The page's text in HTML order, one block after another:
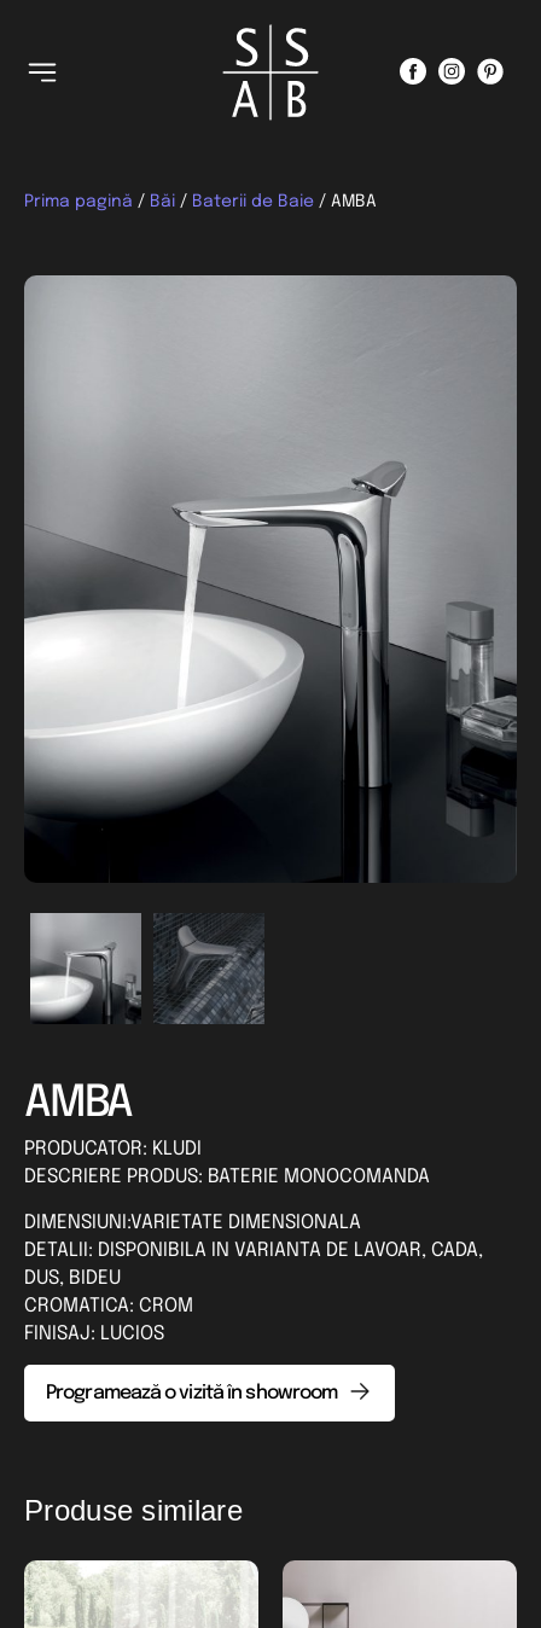
Prima pagină / Băi / Baterii de Baie / AMBA
AMBA
PRODUCATOR: KLUDI
DESCRIERE PRODUS: BATERIE MONOCOMANDA
DIMENSIUNI:VARIETATE DIMENSIONALA
DETALII: DISPONIBILA IN VARIANTA DE LAVOAR, CADA,
DUS, BIDEU
CROMATICA: CROM
FINISAJ: LUCIOS
Programează o vizită în showroom
Produse similare